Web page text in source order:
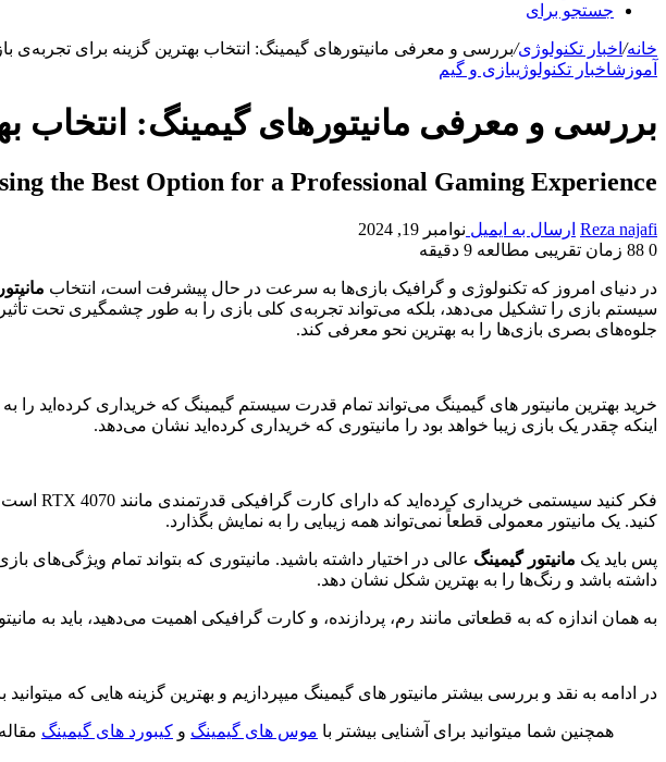
جستجو برای
خانه/ اخبار تکنولوژی/بررسی و معرفی مانیتورهای گیمینگ: انتخاب بهترین گزینه برای تجربه‌ی
آموزشاخبار تکنولوژیبازی و گیم
بررسی و معرفی مانیتورهای گیمینگ: انتخاب
the Best Option for a Professional Gaming Experience
Reza najafi ارسال به ایمیل نوامبر 19, 2024
0
زمان تقریبی مطالعه 9 دقیقه
در دنیای امروز که تکنولوژی و گرافیک بازی‌ها به سرعت در حال پیشرفت است، انتخاب
سیستم بازی را تشکیل می‌دهد، بلکه می‌تواند تجربه‌ی کلی بازی را به طور چشمگیری تحت تأثیر
جلوه‌های بصری بازی‌ها را به بهترین نحو معرفی کند.
خرید بهترین مانیتور های گیمینگ می‌تواند تمام قدرت سیستم گیمینگ که خریداری کرده‌اید
اینکه چقدر یک بازی زیبا خواهد بود را مانیتوری که خریداری کرده‌اید نشان می‌دهد.
کنید. یک مانیتور معمولی قطعاً نمی‌تواند همه زیبایی را به نمایش بگذارد.
پس باید یک مانیتور گیمینگ عالی در اختیار داشته باشید. مانیتوری که بتواند تمام ویژگی‌های
داشته باشد و رنگ‌ها را به بهترین شکل نشان دهد.
به همان اندازه که به قطعاتی مانند رم، پردازنده، و کارت گرافیکی اهمیت می‌دهید، باید به
در ادامه به نقد و بررسی بیشتر مانیتور های گیمینگ میپردازیم و بهترین گزینه هایی که
همچنین شما میتوانید برای آشنایی بیشتر با موس های گیمینگ و کیبورد های گیمینگ